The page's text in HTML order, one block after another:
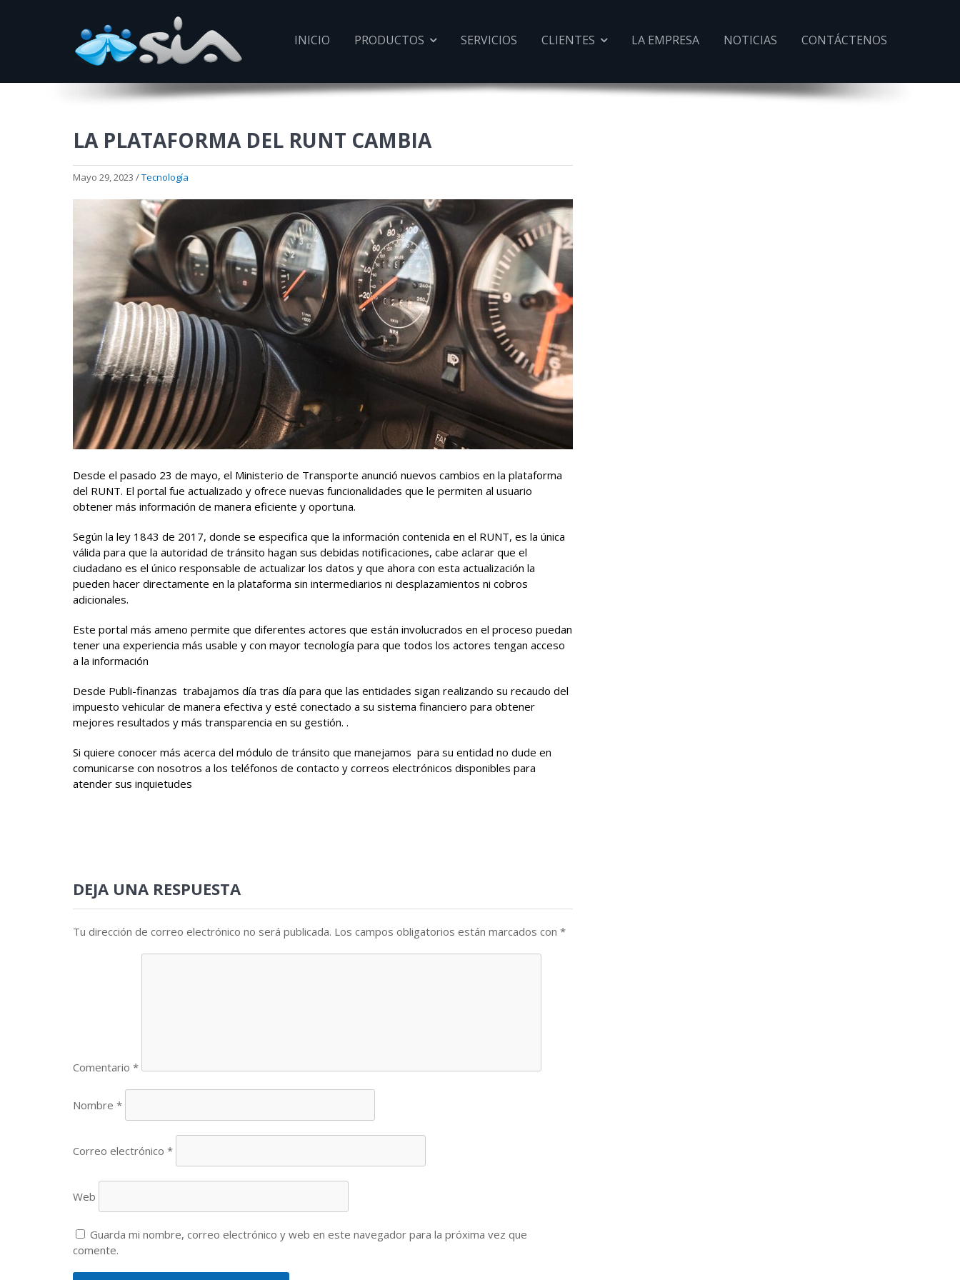
INICIO PRODUCTOS  SERVICIOS CLIENTES  LA EMPRESA NOTICIAS CONTÁCTENOS
LA PLATAFORMA DEL RUNT CAMBIA
Mayo 29, 2023 /Tecnología
Desde el pasado 23 de mayo, el Ministerio de Transporte anunció nuevos cambios en la plataforma
del RUNT. El portal fue actualizado y ofrece nuevas funcionalidades que le permiten al usuario
obtener más información de manera eficiente y oportuna.
Según la ley 1843 de 2017, donde se especifica que la información contenida en el RUNT, es la única
válida para que la autoridad de tránsito hagan sus debidas notificaciones, cabe aclarar que el
ciudadano es el único responsable de actualizar los datos y que ahora con esta actualización la
pueden hacer directamente en la plataforma sin intermediarios ni desplazamientos ni cobros
adicionales.
Este portal más ameno permite que diferentes actores que están involucrados en el proceso puedan
tener una experiencia más usable y con mayor tecnología para que todos los actores tengan acceso
a la información
Desde Publi-finanzas trabajamos día tras día para que las entidades sigan realizando su recaudo del
impuesto vehicular de manera efectiva y esté conectado a su sistema financiero para obtener
mejores resultados y más transparencia en su gestión. .
Si quiere conocer más acerca del módulo de tránsito que manejamos para su entidad no dude en
comunicarse con nosotros a los teléfonos de contacto y correos electrónicos disponibles para
atender sus inquietudes
DEJA UNA RESPUESTA
Tu dirección de correo electrónico no será publicada. Los campos obligatorios están marcados con *
Comentario *
Nombre *
Correo electrónico *
Web
Guarda mi nombre, correo electrónico y web en este navegador para la próxima vez que
comente.